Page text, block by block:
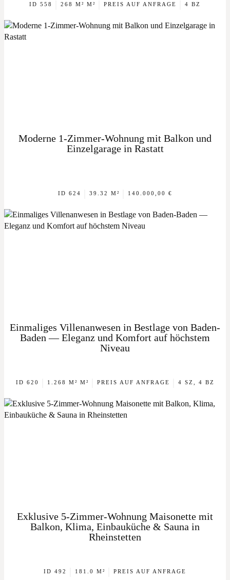
ID 558 268 M² M² PREIS AUF ANFRAGE 4 BZ
Moderne 1-Zimmer-Wohnung mit Balkon und
Einzelgarage in Rastatt
ID 624 39.32 M² 140.000,00 €
Einmaliges Villenanwesen in Bestlage von Baden-
Baden — Eleganz und Komfort auf höchstem
Niveau
ID 620 1.268 M² M² PREIS AUF ANFRAGE 4 SZ, 4 BZ
Exklusive 5-Zimmer-Wohnung Maisonette mit
Balkon, Klima, Einbauküche & Sauna in
Rheinstetten
ID 492 181.0 M² PREIS AUF ANFRAGE